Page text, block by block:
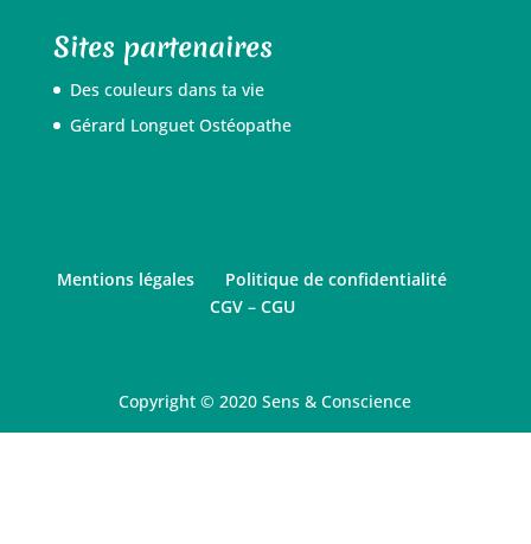
Sites partenaires
Des couleurs dans ta vie
Gérard Longuet Ostéopathe
Mentions légales
Politique de confidentialité
CGV – CGU
Copyright © 2020 Sens & Conscience